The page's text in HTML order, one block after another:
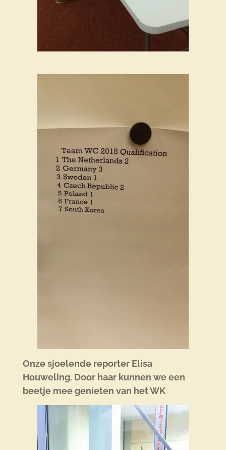
Onze sjoelende reporter Elisa
Houweling. Door haar kunnen we een
beetje mee genieten van het WK